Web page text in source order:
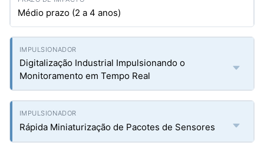
Médio prazo (2 a 4 anos)
Digitalização Industrial Impulsionando o
Monitoramento em Tempo Real
Rápida Miniaturização de Pacotes de Sensores